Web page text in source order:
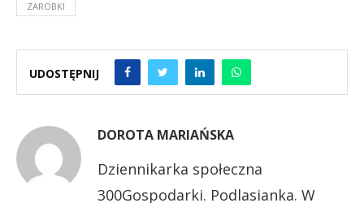
ZAROBKI
UDOSTĘPNIJ
DOROTA MARIAŃSKA
Dziennikarka społeczna
300Gospodarki. Podlasianka. W